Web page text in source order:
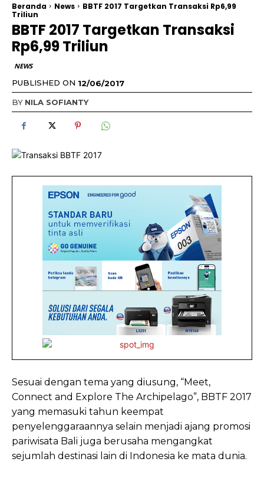
Beranda News
BBTF 2017 Targetkan Transaksi Rp6,99
Triliun
BBTF 2017 Targetkan Transaksi
Rp6,99 Triliun
NEWS
PUBLISHED ON 12/06/2017
BY NILA SOFIANTY
Sesuai dengan tema yang diusung, “Meet,
Connect and Explore The Archipelago”, BBTF 2017
yang memasuki tahun keempat
penyelenggaraannya selain menjadi ajang promosi
pariwisata Bali juga berusaha mengangkat
sejumlah destinasi lain di Indonesia ke mata dunia.